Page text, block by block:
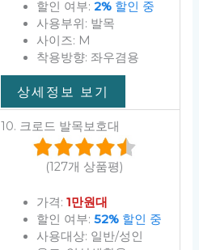
할인 여부: 2%할인 중
사용부위: 발목
사이즈: M
착용방향: 좌우겸용
상세정보 보기
10. 크로드 발목보호대
(127개 상품평)
가격: 1만원대
할인 여부: 52%할인 중
사용대상: 일반/성인